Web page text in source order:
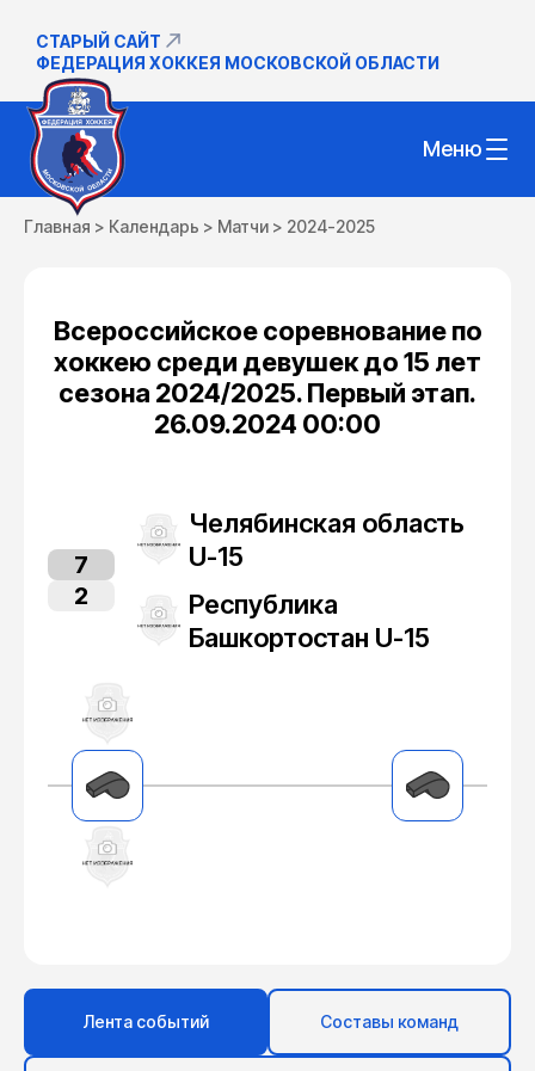
СТАРЫЙ САЙТ
ФЕДЕРАЦИЯ ХОККЕЯ МОСКОВСКОЙ ОБЛАСТИ
Меню
Главная > Календарь > Матчи > 2024-2025
Всероссийское соревнование по
хоккею среди девушек до 15 лет
сезона 2024/2025. Первый этап.
26.09.2024 00:00
Челябинская область
U-15
7
2
Республика
Башкортостан U-15
Лента событий Составы команд